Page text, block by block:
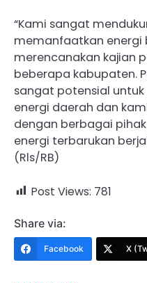
“Kami sangat
memanfaatkan energi
merencanakan kajian
beberapa kabupaten.
sangat potensial
energi daerah dan
dengan berbagai
energi terbarukan
(Rls/RB)
Post Views: 781
Share via:
Facebook X